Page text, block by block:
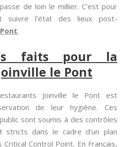
de loin le millier. C’est pour
suivre l’état des lieux post-
.
faits pour la
le Pont
Joinville le Pont est
de leur hygiène. Ces
sont soumis à des contrôles
stricts dans le cadre d’un plan
Critical Control Point. En Français,